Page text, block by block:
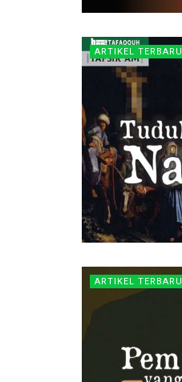
ARTIKEL TERBARU
ARTIKEL TERBARU